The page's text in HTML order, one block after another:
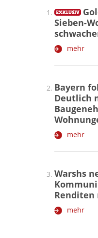
Sieben-
mehr
Bayern
Deutlich
mehr
Warshs
Renditen
mehr